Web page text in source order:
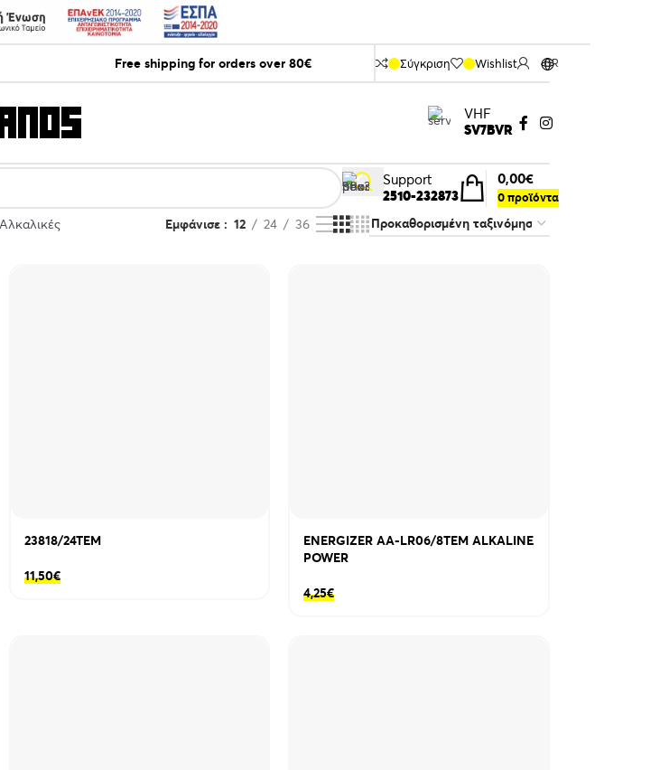
Free shipping for orders over 80€ Σύγκριση Wishlist GR
VHF
SV7BVR
Support
2510-232873
0προϊόντα
0,00€
Εμφάνισε 12 24 36
23818/24ΤΕΜ
11,50€
ENERGIZER AA-LR06/8TEM ALKALINE
POWER
4,25€